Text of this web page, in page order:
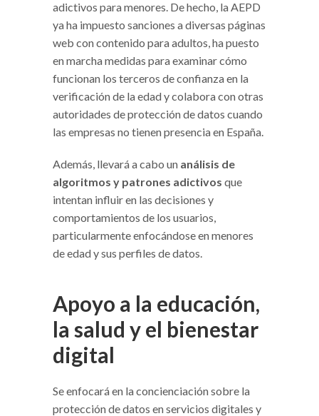
adictivos para menores. De hecho, la AEPD
ya ha impuesto sanciones a diversas páginas
web con contenido para adultos, ha puesto
en marcha medidas para examinar cómo
funcionan los terceros de confianza en la
verificación de la edad y colabora con otras
autoridades de protección de datos cuando
las empresas no tienen presencia en España.
Además, llevará a cabo un análisis de
algoritmos y patrones adictivos que
intentan influir en las decisiones y
comportamientos de los usuarios,
particularmente enfocándose en menores
de edad y sus perfiles de datos.
Apoyo a la educación,
la salud y el bienestar
digital
Se enfocará en la concienciación sobre la
protección de datos en servicios digitales y